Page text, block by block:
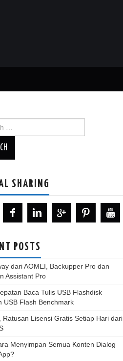
SHARING
POSTS
dari AOMEI, Backupper Pro dan
Assistant Pro
Baca Tulis USB Flashdisk
USB Flash Benchmark
Ratusan Lisensi Gratis Setiap Hari dari
Menyimpan Semua Konten Dialog